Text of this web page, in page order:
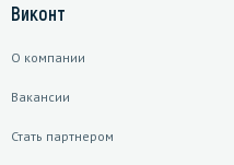
Виконт
О компании
Вакансии
Стать партнером